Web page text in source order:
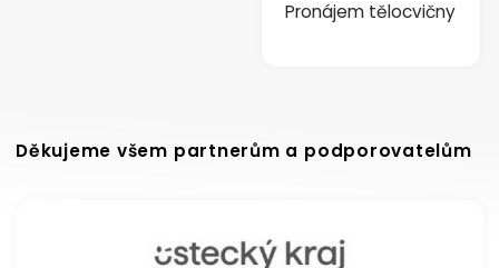
Pronájem tělocvičny
Děkujeme všem partnerům a podporovatelům